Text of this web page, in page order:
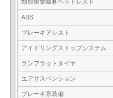
頸部衝撃緩和ヘッドレスト
ABS
ブレーキアシスト
アイドリングストップシステム
ランフラットタイヤ
エアサスペンション
ブレーキ系装備